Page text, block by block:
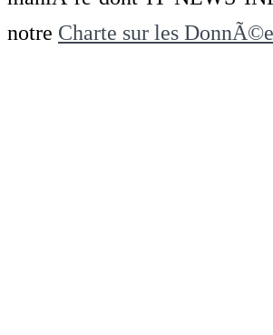
notre Charte sur les